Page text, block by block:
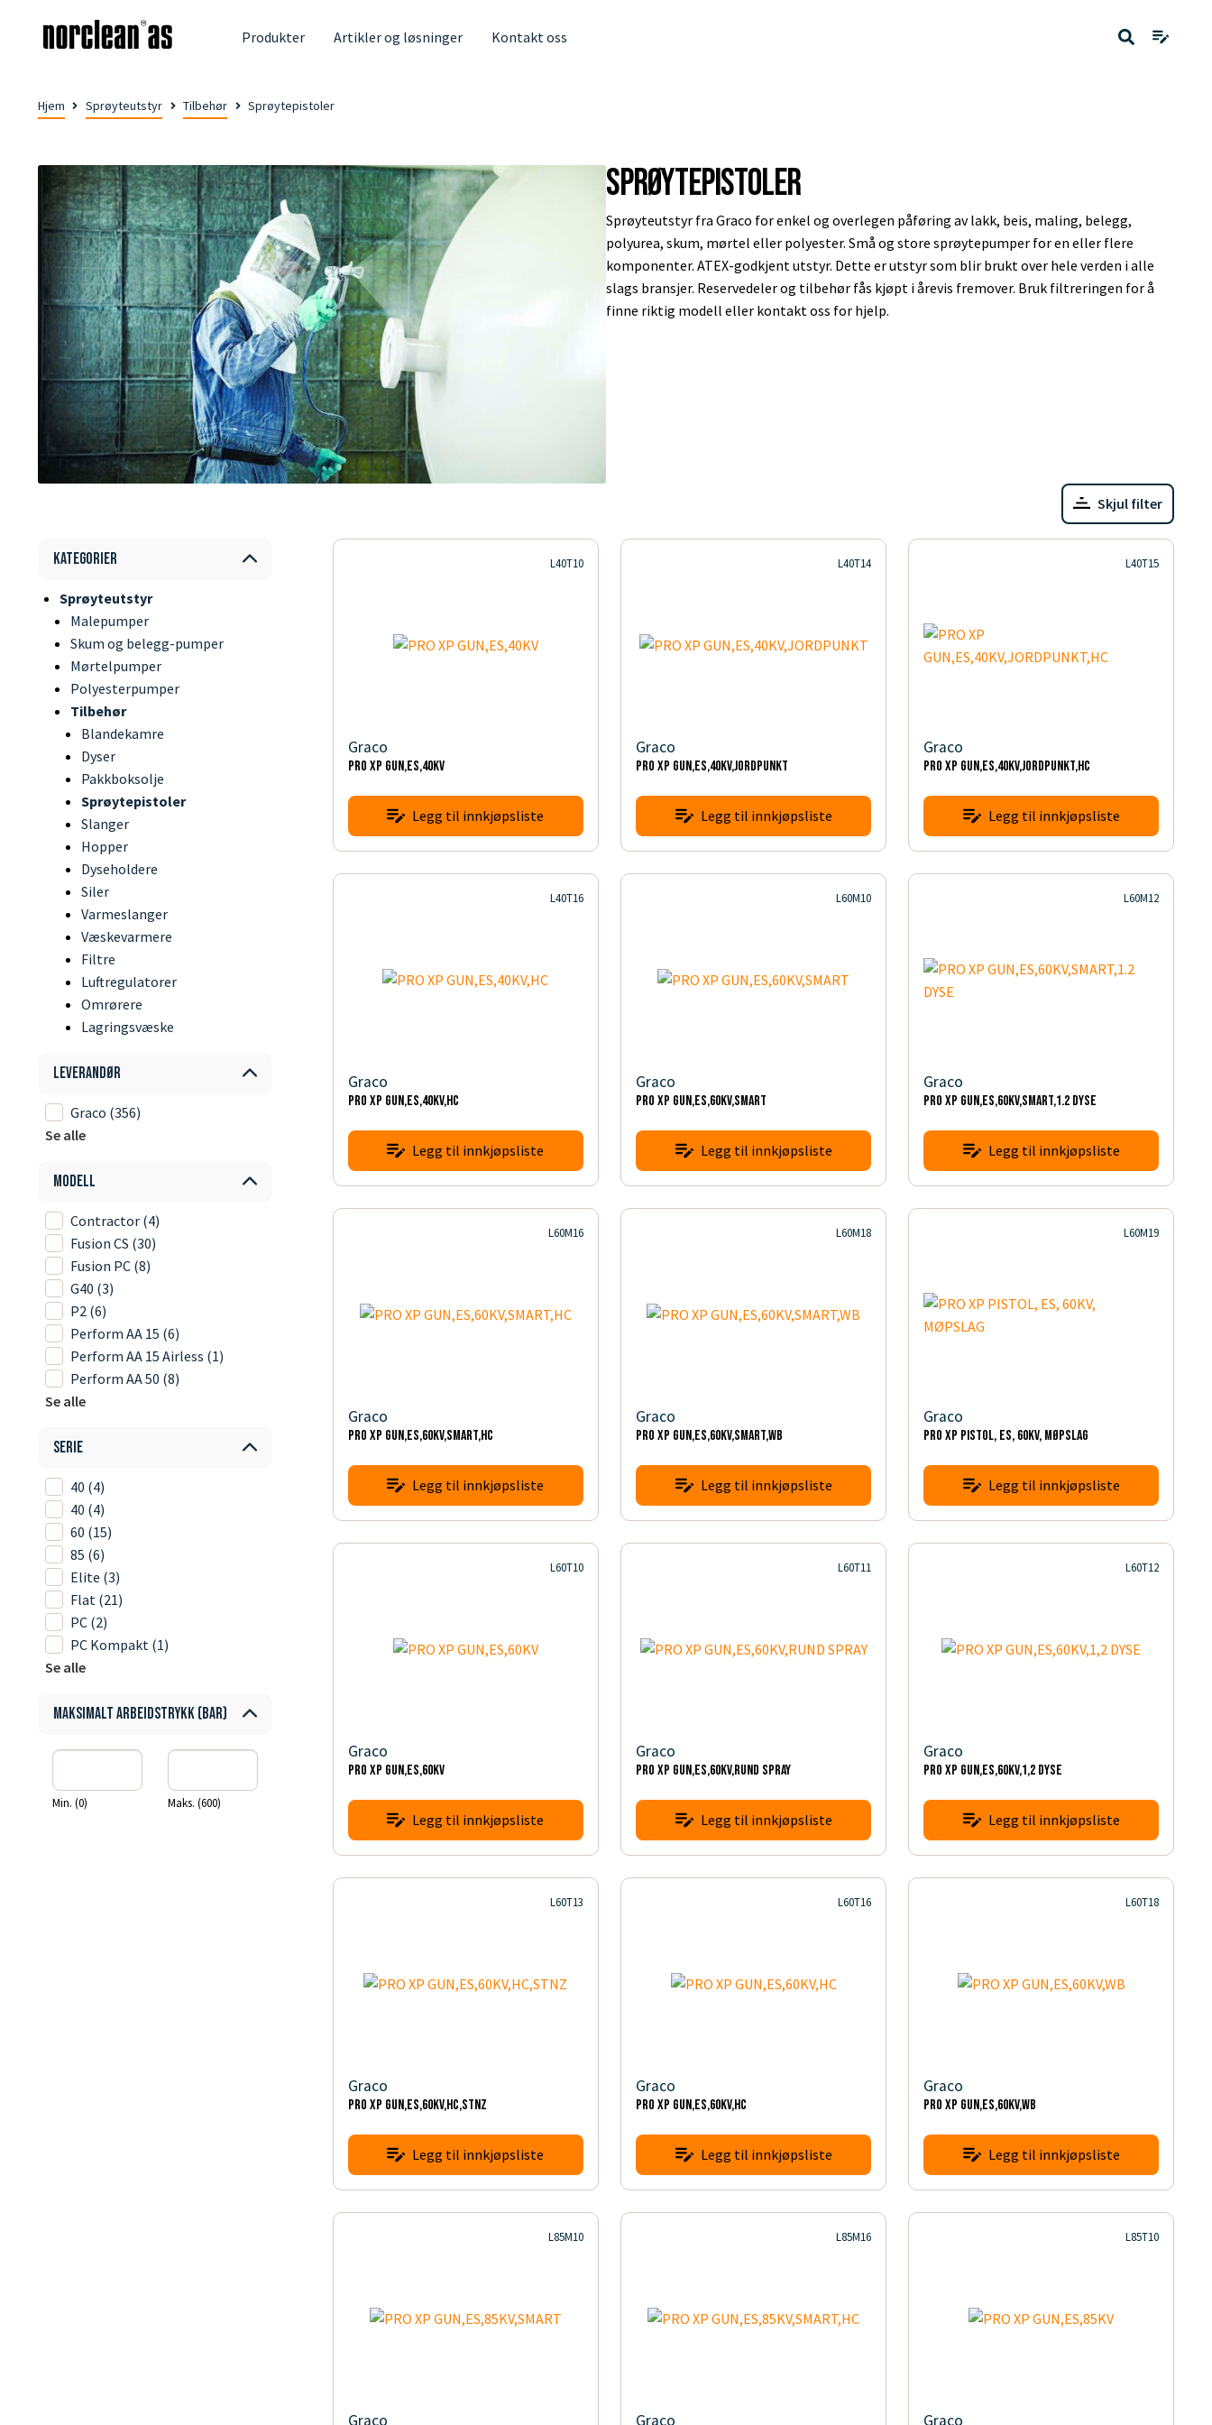
Produkter Artikler og løsninger Kontakt oss
Hjem Sprøyteutstyr Tilbehør Sprøytepistoler
Sprøytepistoler
Sprøyteutstyr fra Graco for enkel og overlegen påføring av lakk, beis, maling, belegg,
polyurea, skum, mørtel eller polyester. Små og store sprøytepumper for en eller flere
komponenter. ATEX-godkjent utstyr. Dette er utstyr som blir brukt over hele verden i alle
slags bransjer. Reservedeler og tilbehør fås kjøpt i årevis fremover. Bruk filtreringen for å
finne riktig modell eller kontakt oss for hjelp.
Skjul filter
Kategorier
Sprøyteutstyr
Malepumper
Skum og belegg-pumper
Mørtelpumper
Polyesterpumper
Tilbehør
Blandekamre
Dyser
Pakkboksolje
Sprøytepistoler
Slanger
Hopper
Dyseholdere
Siler
Varmeslanger
Væskevarmere
Filtre
Luftregulatorer
Omrørere
Lagringsvæske
Leverandør
Graco (356)
Se alle
Modell
Contractor (4)
Fusion CS (30)
Fusion PC (8)
G40 (3)
P2 (6)
Perform AA 15 (6)
Perform AA 15 Airless (1)
Perform AA 50 (8)
Se alle
Serie
40 (4)
40 (4)
60 (15)
85 (6)
Elite (3)
Flat (21)
PC (2)
PC Kompakt (1)
Se alle
Maksimalt arbeidstrykk (bar)
Min. (0) Maks. (600)
L40T10
Graco
PRO XP GUN,ES,40KV
Legg til innkjøpsliste
L40T14
Graco
PRO XP GUN,ES,40KV,JORDPUNKT
Legg til innkjøpsliste
L40T15
Graco
PRO XP GUN,ES,40KV,JORDPUNKT,HC
Legg til innkjøpsliste
L40T16
Graco
PRO XP GUN,ES,40KV,HC
Legg til innkjøpsliste
L60M10
Graco
PRO XP GUN,ES,60KV,SMART
Legg til innkjøpsliste
L60M12
Graco
PRO XP GUN,ES,60KV,SMART,1.2 DYSE
Legg til innkjøpsliste
L60M16
Graco
PRO XP GUN,ES,60KV,SMART,HC
Legg til innkjøpsliste
L60M18
Graco
PRO XP GUN,ES,60KV,SMART,WB
Legg til innkjøpsliste
L60M19
Graco
PRO XP PISTOL, ES, 60KV, MØPSLAG
Legg til innkjøpsliste
L60T10
Graco
PRO XP GUN,ES,60KV
Legg til innkjøpsliste
L60T11
Graco
PRO XP GUN,ES,60KV,RUND SPRAY
Legg til innkjøpsliste
L60T12
Graco
PRO XP GUN,ES,60KV,1,2 DYSE
Legg til innkjøpsliste
L60T13
Graco
PRO XP GUN,ES,60KV,HC,STNZ
Legg til innkjøpsliste
L60T16
Graco
PRO XP GUN,ES,60KV,HC
Legg til innkjøpsliste
L60T18
Graco
PRO XP GUN,ES,60KV,WB
Legg til innkjøpsliste
L85M10
Graco
L85M16
Graco
L85T10
Graco